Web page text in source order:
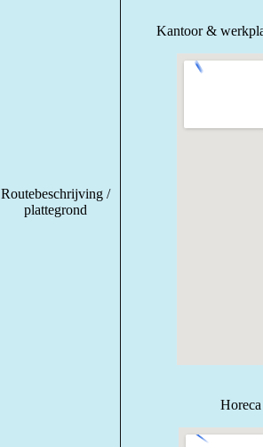
Routebeschrijving /
plattegrond
Kantoor &